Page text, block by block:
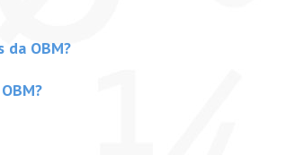
da OBM?